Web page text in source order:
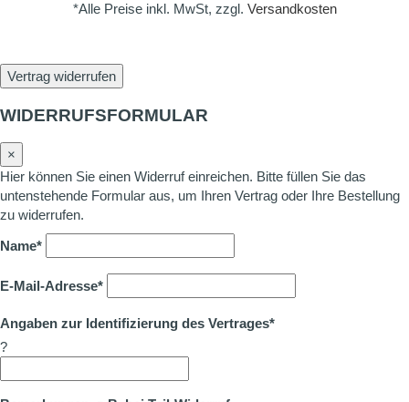
*Alle Preise inkl. MwSt, zzgl. Versandkosten
Vertrag widerrufen
WIDERRUFSFORMULAR
×
Hier können Sie einen Widerruf einreichen. Bitte füllen Sie das
untenstehende Formular aus, um Ihren Vertrag oder Ihre Bestellung
zu widerrufen.
Name*
E-Mail-Adresse*
Angaben zur Identifizierung des Vertrages*
?